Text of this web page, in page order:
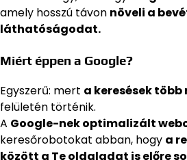
amely hosszú távon növeli a
láthatóságodat.
Miért éppen a Google?
Egyszerű: mert a keresések
felületén történik.
A Google-nek optimalizált
keresőrobotokat abban, hogy a
között a Te oldaladat is előre